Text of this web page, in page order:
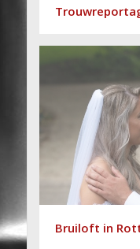
Bruiloft in